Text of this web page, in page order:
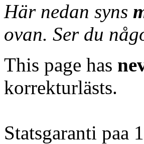
Här nedan syns
ovan. Ser du
This page has
korrekturlästs.
Statsgaranti